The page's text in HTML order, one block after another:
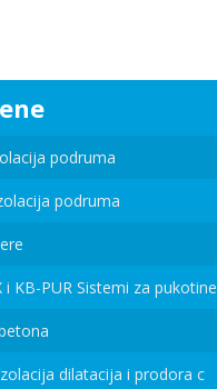
podruma
podruma
i KB-PUR Sistemi za pukotine
dilatacija i prodora c